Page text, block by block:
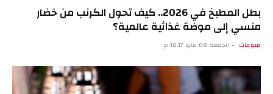
بطل المطبخ في 2026.. كيف تحول الكرنب من خضار
منسي إلى موضة غذائية عالمية؟
منوعات الجمعة 08 مايو 10:17 م